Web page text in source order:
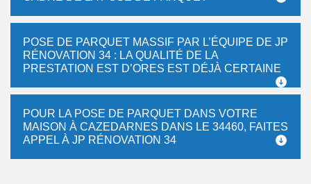
POSE DE PARQUET MASSIF PAR L’ÉQUIPE DE JP
RÉNOVATION 34 : LA QUALITÉ DE LA
PRESTATION EST D’ORES EST DÉJÀ CERTAINE
POUR LA POSE DE PARQUET DANS VOTRE
MAISON À CAZEDARNES DANS LE 34460, FAITES
APPEL À JP RÉNOVATION 34